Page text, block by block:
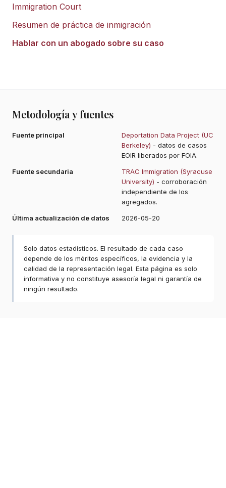
Immigration Court
Resumen de práctica de inmigración
Hablar con un abogado sobre su caso
Metodología y fuentes
Fuente principal
Deportation Data Project (UC
Berkeley) - datos de casos
EOIR liberados por FOIA.
Fuente secundaria
TRAC Immigration (Syracuse
University) - corroboración
independiente de los
agregados.
Última actualización de datos
2026-05-20
Solo datos estadísticos. El resultado de cada caso
depende de los méritos específicos, la evidencia y la
calidad de la representación legal. Esta página es solo
informativa y no constituye asesoría legal ni garantía de
ningún resultado.